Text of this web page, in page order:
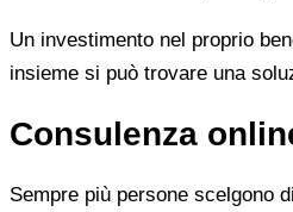
Un investimento nel proprio
insieme si può trovare una
Consulenza
Sempre più persone scelgono